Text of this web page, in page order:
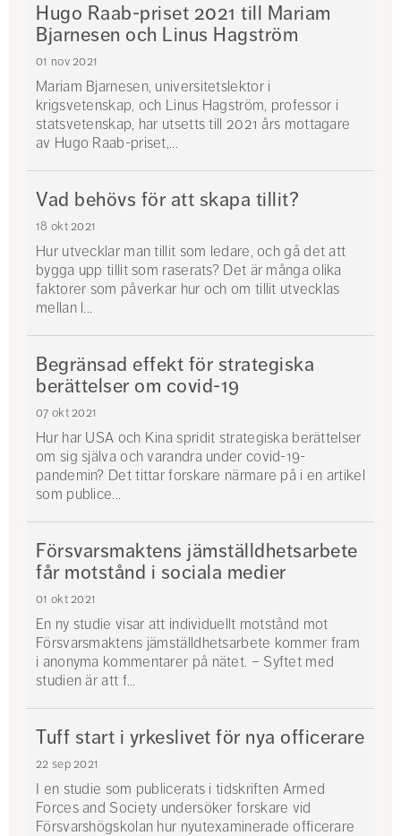
Hugo Raab-priset 2021 till Mariam
Bjarnesen och Linus Hagström
01 nov 2021
Mariam Bjarnesen, universitetslektor i
krigsvetenskap, och Linus Hagström, professor i
statsvetenskap, har utsetts till 2021 års mottagare
av Hugo Raab-priset,...
Vad behövs för att skapa tillit?
18 okt 2021
Hur utvecklar man tillit som ledare, och gå det att
bygga upp tillit som raserats? Det är många olika
faktorer som påverkar hur och om tillit utvecklas
mellan l...
Begränsad effekt för strategiska
berättelser om covid-19
07 okt 2021
Hur har USA och Kina spridit strategiska berättelser
om sig själva och varandra under covid-19-
pandemin? Det tittar forskare närmare på i en artikel
som publice...
Försvarsmaktens jämställdhetsarbete
får motstånd i sociala medier
01 okt 2021
En ny studie visar att individuellt motstånd mot
Försvarsmaktens jämställdhetsarbete kommer fram
i anonyma kommentarer på nätet. – Syftet med
studien är att f...
Tuff start i yrkeslivet för nya officerare
22 sep 2021
I en studie som publicerats i tidskriften Armed
Forces and Society undersöker forskare vid
Försvarshögskolan hur nyutexaminerade officerare